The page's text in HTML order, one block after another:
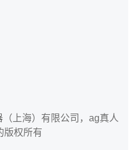
上海）有限公司，ag真人
版权所有